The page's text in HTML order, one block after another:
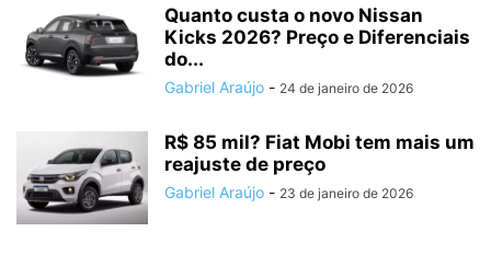
Quanto custa o novo Nissan
Kicks 2026? Preço e Diferenciais
do...
Gabriel Araújo - 24 de janeiro de 2026
R$ 85 mil? Fiat Mobi tem mais um
reajuste de preço
Gabriel Araújo - 23 de janeiro de 2026